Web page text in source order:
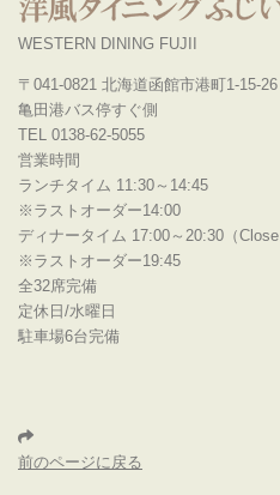
WESTERN DINING FUJII
〒041-0821 北海道函館市港町1-15-26
亀田港バス停すぐ側
TEL 0138-62-5055
営業時間
ランチタイム 11:30～14:45
※ラストオーダー14:00
ディナータイム 17:00～20:30（Close
※ラストオーダー19:45
全32席完備
定休日/水曜日
駐車場6台完備
前のページに戻る